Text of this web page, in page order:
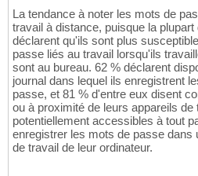
La tendance à noter les mots de
travail à distance, puisque la
déclarent qu'ils sont plus
passe liés au travail lorsqu'ils
sont au bureau. 62 % déclarent
journal dans lequel ils enregistrent
passe, et 81 % d'entre eux disent
ou à proximité de leurs appareils de
potentiellement accessibles à tout
enregistrer les mots de passe dans
de travail de leur ordinateur.